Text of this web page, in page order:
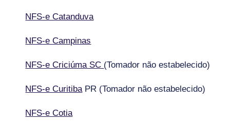
NFS-e Catanduva
NFS-e Campinas
NFS-e Criciúma SC (Tomador não estabelecido)
NFS-e CuritibaPR (Tomador não estabelecido)
NFS-e Cotia